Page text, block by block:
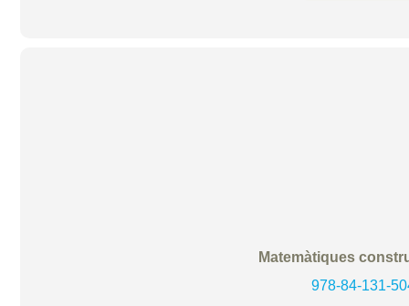
Matemàtiques
978-84-131-